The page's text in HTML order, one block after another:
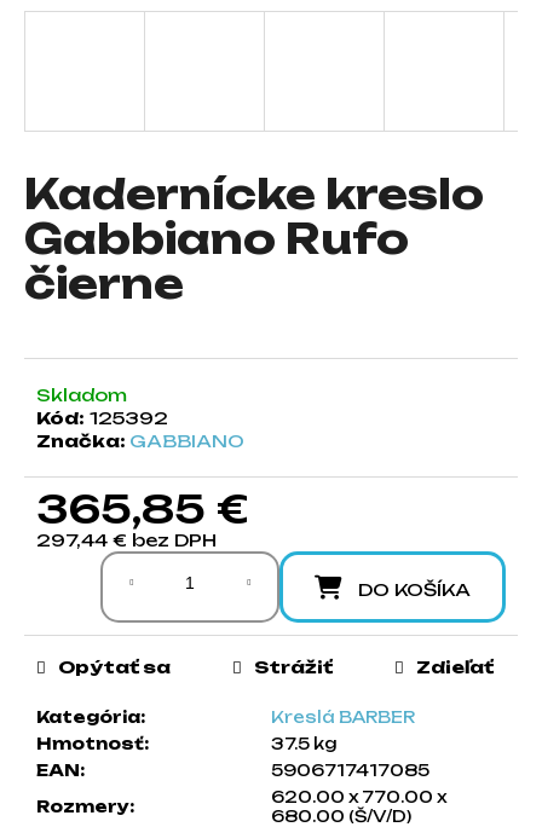
Kadernícke kreslo
Gabbiano Rufo
čierne
Skladom
Kód: 125392
Značka: GABBIANO
365,85 €
297,44 € bez DPH
Jednotková cena:
DO KOŠÍKA
Kategória:
Kreslá BARBER
Hmotnosť:
37.5 kg
EAN:
5906717417085
Rozmery:
620.00 x 770.00 x
680.00 (Š/V/D)
Opýtať sa Strážiť Zdieľať
ť
d
p
r
ú
č